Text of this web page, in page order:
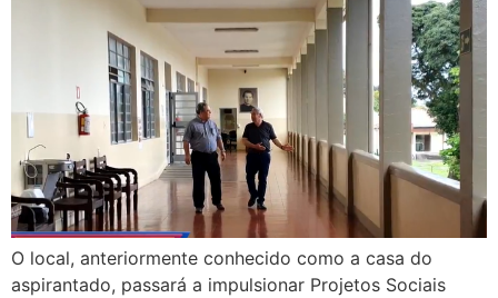
O local, anteriormente conhecido como a casa do
aspirantado, passará a impulsionar Projetos Sociais